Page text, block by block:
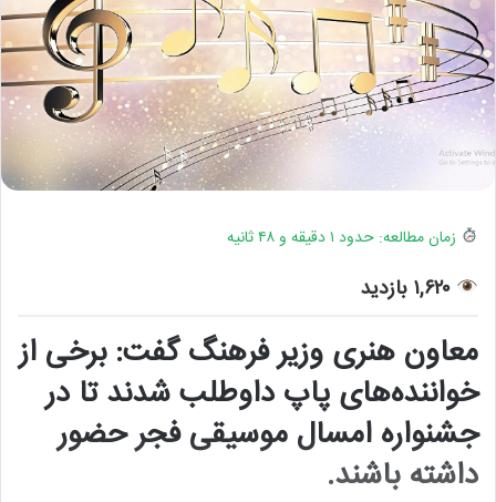
زمان مطالعه: حدود ۱ دقیقه و ۴۸ ثانیه
۱,۶۲۰ بازدید
معاون هنری وزیر فرهنگ گفت: برخی از
خواننده‌های پاپ داوطلب شدند تا در
جشنواره امسال موسیقی فجر حضور
داشته باشند.